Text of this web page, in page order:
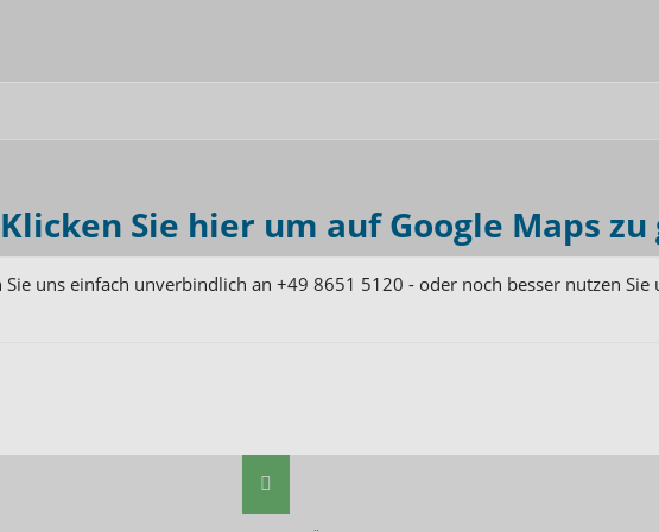
Klicken Sie hier um auf Google Maps zu
Sie uns einfach unverbindlich an +49 8651 5120 - oder noch besser nutzen Sie